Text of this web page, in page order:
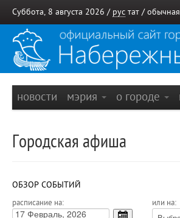
Суббота, 8 августа 2026 / рус тат /
новости мэрия о городе
Городская афиша
ОБЗОР СОБЫТИЙ
расписание на: или на: